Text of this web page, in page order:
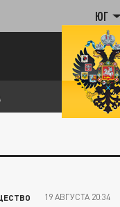
ЮГ
19 АВГУСТА 20:34